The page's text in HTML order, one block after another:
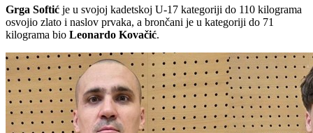
Grga Softić je u svojoj kadetskoj U-17 kategoriji do 110 kilograma
osvojio zlato i naslov prvaka, a brončani je u kategoriji do 71
kilograma bio Leonardo Kovačić.